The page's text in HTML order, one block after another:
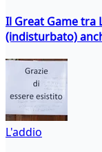
Il Great Game tra
(indisturbato)
L'addio